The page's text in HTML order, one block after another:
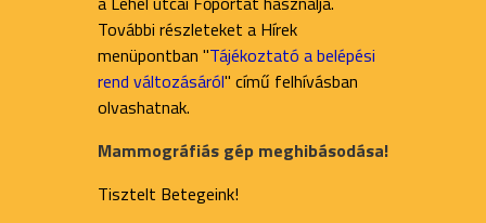
További részleteket a Hírek
menüpontban "Tájékoztató a belépési
rend változásáról" című felhívásban
olvashatnak.
Mammográfiás gép meghibásodása!
Tisztelt Betegeink!